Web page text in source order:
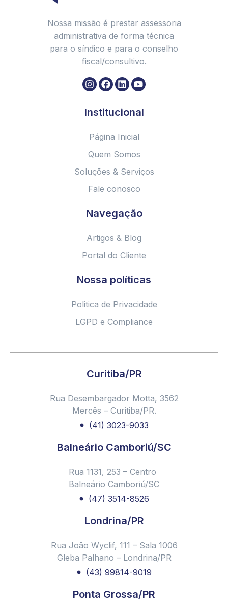
Nossa missão é prestar assessoria
administrativa de forma técnica
para o síndico e para o conselho
fiscal/consultivo.
Institucional
Página Inicial
Quem Somos
Soluções & Serviços
Fale conosco
Navegação
Artigos & Blog
Portal do Cliente
Nossa políticas
Politica de Privacidade
LGPD e Compliance
Curitiba/PR
Rua Desembargador Motta, 3562
Mercês – Curitiba/PR.
(41) 3023-9033
Balneário Camboriú/SC
Rua 1131, 253 – Centro
Balneário Camboriú/SC
(47) 3514-8526
Londrina/PR
Rua João Wyclif, 111 – Sala 1006
Gleba Palhano – Londrina/PR
(43) 99814-9019
Ponta Grossa/PR